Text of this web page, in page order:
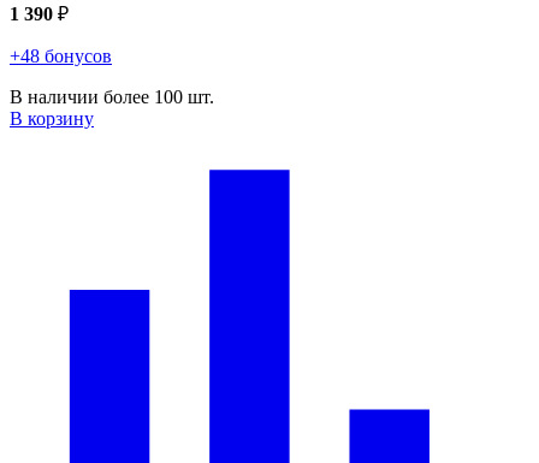
1 390 ₽
+48 бонусов
В наличии более 100 шт.
В корзину